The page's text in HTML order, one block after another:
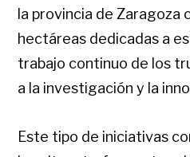
la provincia de Zaragoza
hectáreas dedicadas a
trabajo continuo de los
a la investigación y la
Este tipo de iniciativas